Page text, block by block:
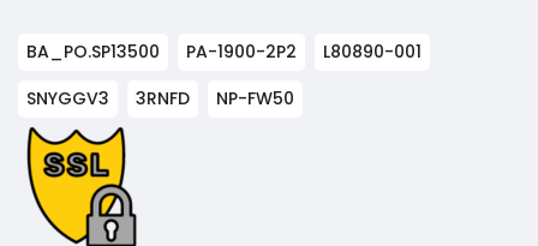
BA_PO.SP13500 PA-1900-2P2
L80890-001
SNYGGV3
3RNFD NP-FW50